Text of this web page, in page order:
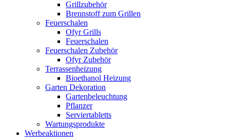
Grillzubehör
Brennstoff zum Grillen
Feuerschalen
Ofyr Grills
Feuerschalen
Feuerschalen Zubehör
Ofyr Zubehör
Terrassenheizung
Bioethanol Heizung
Garten Dekoration
Gartenbeleuchtung
Pflanzer
Serviertabletts
Wartungsprodukte
Werbeaktionen